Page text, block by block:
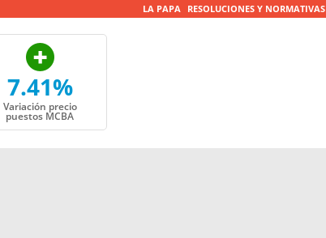
LA PAPA RESOLUCIONES Y NORMATIVAS
7.41%
Variación precio
puestos MCBA